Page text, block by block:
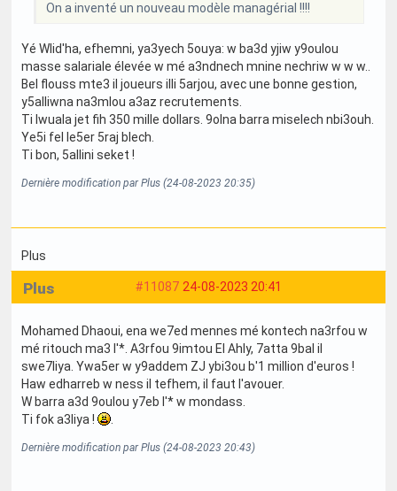
On a inventé un nouveau modèle managérial !!!!
Yé Wlid'ha, efhemni, ya3yech 5ouya: w ba3d yjiw y9oulou
masse salariale élevée w mé a3ndnech mnine nechriw w w w..
Bel flouss mte3 il joueurs illi 5arjou, avec une bonne gestion,
y5alliwna na3mlou a3az recrutements.
Ti Iwuala jet fih 350 mille dollars. 9olna barra miselech nbi3ouh.
Ye5i fel le5er 5raj blech.
Ti bon, 5allini seket !
Dernière modification par Plus (24-08-2023 20:35)
Plus
#11087 24-08-2023 20:41
Plus
Mohamed Dhaoui, ena we7ed mennes mé kontech na3rfou w
mé ritouch ma3 l'*. A3rfou 9imtou El Ahly, 7atta 9bal il
swe7liya. Ywa5er w y9addem ZJ ybi3ou b'1 million d'euros !
Haw edharreb w ness il tefhem, il faut l'avouer.
W barra a3d 9oulou y7eb l'* w mondass.
Ti fok a3liya !
Dernière modification par Plus (24-08-2023 20:43)